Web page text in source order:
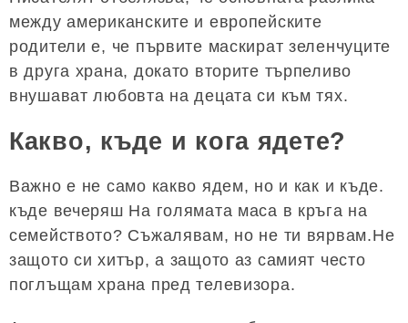
между американските и европейските
родители е, че първите маскират зеленчуците
в друга храна, докато вторите търпеливо
внушават любовта на децата си към тях.
Какво, къде и кога ядете?
Важно е не само какво ядем, но и как и къде.
къде вечеряш На голямата маса в кръга на
семейството? Съжалявам, но не ти вярвам.Не
защото си хитър, а защото аз самият често
поглъщам храна пред телевизора.